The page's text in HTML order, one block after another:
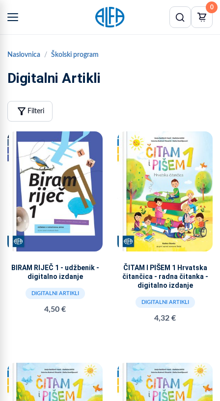
0
Naslovnica Školski program
Digitalni Artikli
filter_alt Filteri
BIRAM RIJEČ 1 - udžbenik -
digitalno izdanje
DIGITALNI ARTIKLI
4,50 €
ČITAM I PIŠEM 1 Hrvatska
čitančica - radna čitanka -
digitalno izdanje
DIGITALNI ARTIKLI
4,32 €